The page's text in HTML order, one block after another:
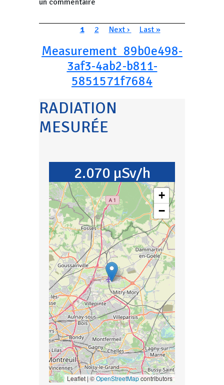
un commentaire
PaginationPage courante
1 Page
2 Page suivante
Next › Dernière page
Last »
Measurement_89b0e498-
3af3-4ab2-b811-
5851571f7684
RADIATION
MESURÉE
2.070 µSv/h
+
−
Leaflet | ©OpenStreetMapcontributors